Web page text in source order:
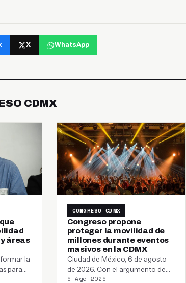
X WhatsApp
CDMX
áreas
la
para
CONGRESO CDMX
Congreso propone
proteger la movilidad de
millones durante eventos
masivos en la CDMX
Ciudad de México, 6 de agosto
de 2026. Con el argumento de
que los eventos masivos…
6 Ago 2026